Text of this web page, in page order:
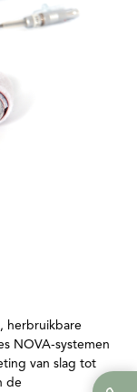
herbruikbare
NOVA-systemen
van slag tot
de